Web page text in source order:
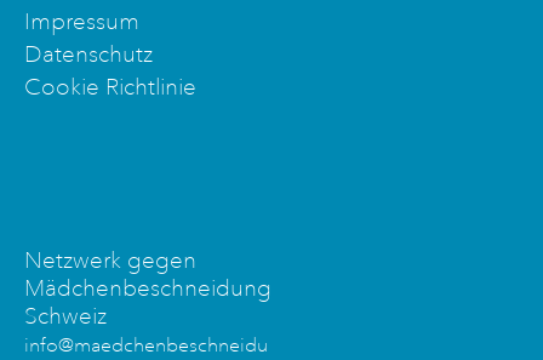
Impressum
Datenschutz
Cookie Richtlinie
Netzwerk gegen
Mädchenbeschneidung
Schweiz
info@maedchenbeschneidu